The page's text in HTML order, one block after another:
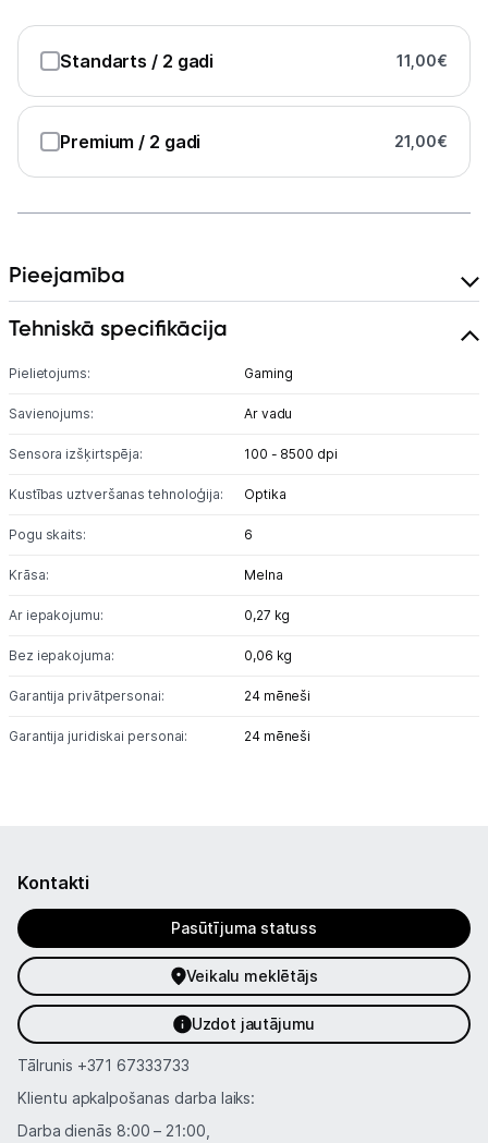
Tehnikas izvešana
Standarts / 2 gadi 11,00€
Premium / 2 gadi 21,00€
Pieejamība
Tehniskā specifikācija
Pielietojums: Gaming
Savienojums: Ar vadu
Sensora izšķirtspēja: 100 - 8500 dpi
Kustības uztveršanas tehnoloģija: Optika
Pogu skaits: 6
Krāsa: Melna
Ar iepakojumu: 0,27 kg
Bez iepakojuma: 0,06 kg
Garantija privātpersonai: 24 mēneši
Garantija juridiskai personai: 24 mēneši
Kontakti
Pasūtījuma statuss
Veikalu meklētājs
Uzdot jautājumu
Tālrunis +371 67333733
Klientu apkalpošanas darba laiks:
Darba dienās 8:00 – 21:00,